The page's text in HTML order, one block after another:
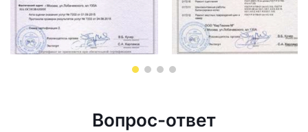
Вопрос-ответ